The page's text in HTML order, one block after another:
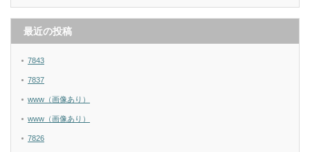
最近の投稿
7843
7837
www（画像あり）
www（画像あり）
7826